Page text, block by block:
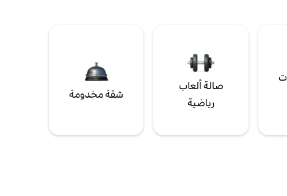
صالة ألعاب
رياضية
شقة مخدومة